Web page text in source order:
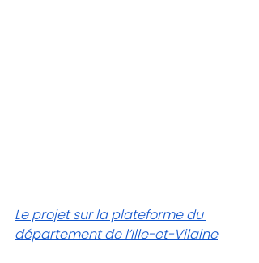
Le projet sur la plateforme du
département de l’Ille-et-Vilaine